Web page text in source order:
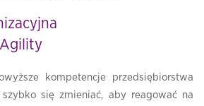
kompetencje przedsiębiorstwa
się zmieniać, aby reagować na